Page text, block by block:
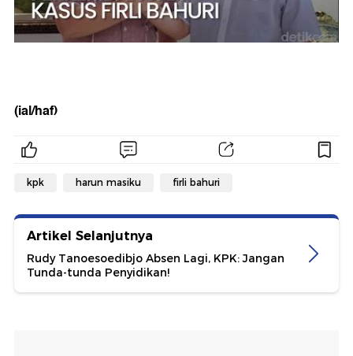
(ial/haf)
kpk harun masiku firli bahuri
Artikel Selanjutnya
Rudy Tanoesoedibjo Absen Lagi, KPK: Jangan
Tunda-tunda Penyidikan!